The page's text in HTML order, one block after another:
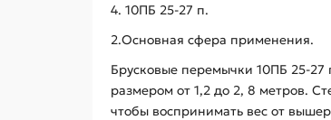
4. 10ПБ 25-27 п.
2.Основная сфера применения.
Брусковые перемычки 10ПБ 25-
размером от 1,2 до 2, 8 метров.
чтобы воспринимать вес от